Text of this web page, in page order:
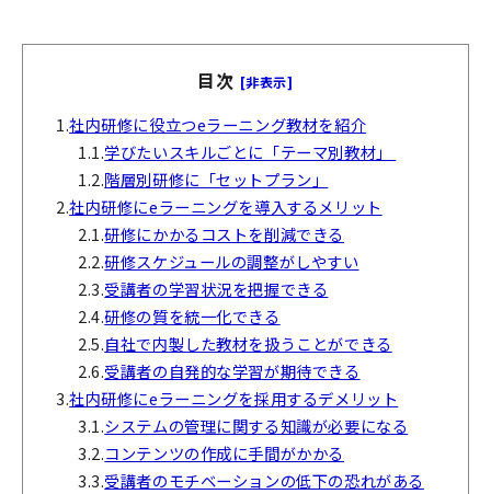
目次 [非表示]
1.社内研修に役立つeラーニング教材を紹介
1.1.学びたいスキルごとに「テーマ別教材」
1.2.階層別研修に「セットプラン」
2.社内研修にeラーニングを導入するメリット
2.1.研修にかかるコストを削減できる
2.2.研修スケジュールの調整がしやすい
2.3.受講者の学習状況を把握できる
2.4.研修の質を統一化できる
2.5.自社で内製した教材を扱うことができる
2.6.受講者の自発的な学習が期待できる
3.社内研修にeラーニングを採用するデメリット
3.1.システムの管理に関する知識が必要になる
3.2.コンテンツの作成に手間がかかる
3.3.受講者のモチベーションの低下の恐れがある